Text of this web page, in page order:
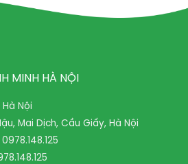
MINH HÀ NỘI
Hà Nội
Mai Dịch, Cầu Giấy, Hà Nội
0978.148.125